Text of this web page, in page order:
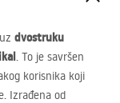
dvostruku
. To je savršen
korisnika koji
Izrađena od